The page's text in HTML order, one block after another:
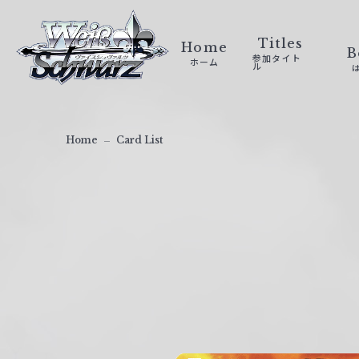
ァ
Home
ホーム
Titles
参加タイト
ル
Home Card List